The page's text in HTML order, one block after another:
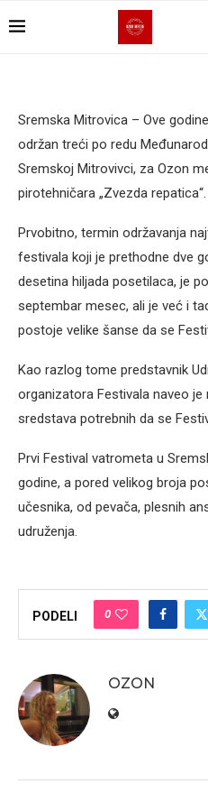
Sremska Mitrovica – Ove
održan treći po redu
Sremskoj Mitrovivci, za Ozon
pirotehničara „Zvezda repatica“.
Prvobitno, termin održavanja
festivala koji je prethodne dve
desetina hiljada posetilaca, je
septembar mesec, ali je već i
postoje velike šanse da se
Kao razlog tome predstavnik
organizatora Festivala naveo
sredstava potrebnih da se
Prvi Festival vatrometa u
godine, a pored velikog broja
učesnika, od pevača, plesnih
udruženja.
PODELI 0
OZON